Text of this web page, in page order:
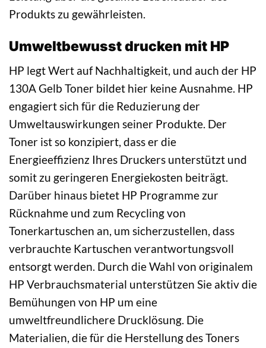
Produkts zu gewährleisten.
Umweltbewusst drucken mit HP
HP legt Wert auf Nachhaltigkeit, und auch der HP
130A Gelb Toner bildet hier keine Ausnahme. HP
engagiert sich für die Reduzierung der
Umweltauswirkungen seiner Produkte. Der
Toner ist so konzipiert, dass er die
Energieeffizienz Ihres Druckers unterstützt und
somit zu geringeren Energiekosten beiträgt.
Darüber hinaus bietet HP Programme zur
Rücknahme und zum Recycling von
Tonerkartuschen an, um sicherzustellen, dass
verbrauchte Kartuschen verantwortungsvoll
entsorgt werden. Durch die Wahl von originalem
HP Verbrauchsmaterial unterstützen Sie aktiv die
Bemühungen von HP um eine
umweltfreundlichere Drucklösung. Die
Materialien, die für die Herstellung des Toners